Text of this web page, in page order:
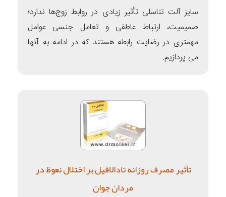
سایز آلت تناسلی تأثیر زیادی در روابط زوج‌ها ندارد؛
صمیمیت، ارتباط عاطفی و تعامل جنسی عوامل
مهمتری در رضایت رابطه هستند که در ادامه به آنها
می پردازیم.
تأثیر مصرف روزانه تادالافیل بر اختلال نعوظ در
مردان جوان